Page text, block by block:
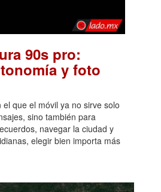
90s pro:
y foto
que el móvil ya no sirve solo
sino también para
navegar la ciudad y
elegir bien importa más